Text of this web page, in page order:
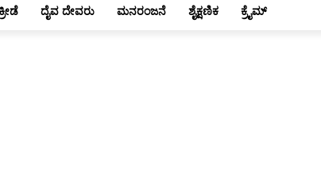
ದೈವ ದೇವರು ಮನರಂಜನೆ ಶೈಕ್ಷಣಿಕ ಕ್ರೈಮ್